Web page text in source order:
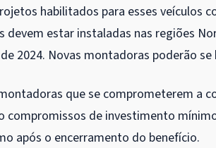
habilitados para esses veículos
devem estar instaladas nas regiões
2024. Novas montadoras poderão
que se comprometerem a
compromissos de investimento
após o encerramento do benefício.